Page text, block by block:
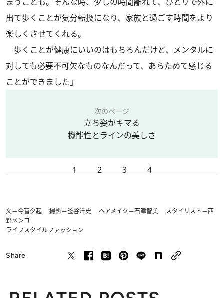
まうことも。そんな時、少しの時間離れて、ひとりで外に
出て歩くことが気分転換になり、家族と過ごす時間をより
楽しくさせてくれる。
歩くことが健康にいいのはもちろんだけど、メンタルに
対しても必要不可欠なものなんだって、あらためて感じる
ことができました」
次のページ
立ち姿がキマる
機能性とラインの美しさ
1 2 3 4
文＝今富夕起 撮影＝釜谷洋史 ヘアメイク＝石津智美 スタイリスト＝西
野メンコ
ライフスタイルファッション
Share